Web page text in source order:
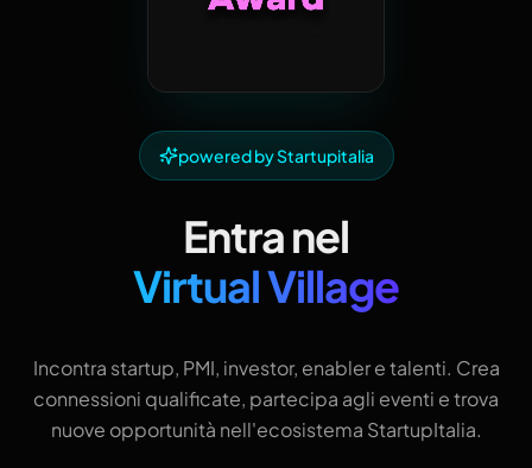
powered by Startupitalia
Entra nel
Virtual Village
Incontra startup, PMI, investor, enabler e talenti. Crea
connessioni qualificate, partecipa agli eventi e trova
nuove opportunità nell'ecosistema StartupItalia.